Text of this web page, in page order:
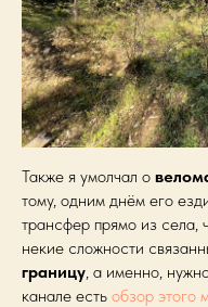
Также я умолчал о
тому, одним днём его
трансфер прямо из села,
некие сложности
границу, а именно,
канале есть обзор этого